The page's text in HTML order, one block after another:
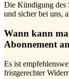
Die Kündigung des
und sicher bei uns,
Wann kann
Abonnement
Es ist
fristgerechter